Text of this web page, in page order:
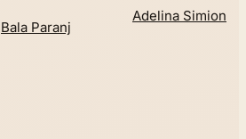
Bala Paranj
Adelina Simion